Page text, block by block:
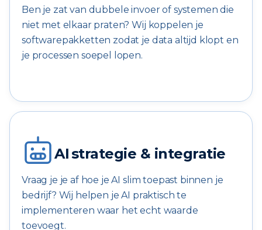
Ben je zat van dubbele invoer of systemen die
niet met elkaar praten? Wij koppelen je
softwarepakketten zodat je data altijd klopt en
je processen soepel lopen.
AI strategie & integratie
Vraag je je af hoe je AI slim toepast binnen je
bedrijf? Wij helpen je AI praktisch te
implementeren waar het echt waarde
toevoegt.